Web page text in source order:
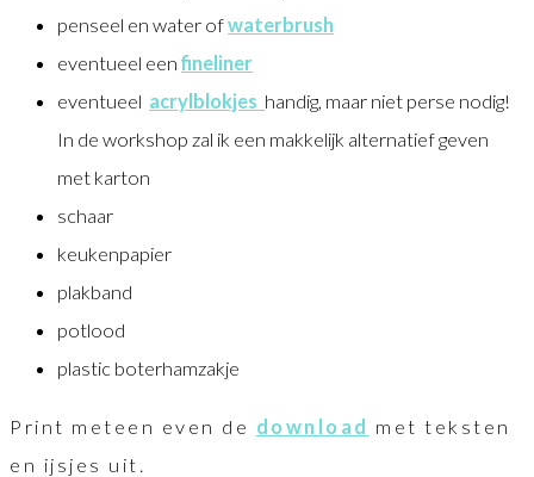
penseel en water ofwaterbrush
eventueel eenfineliner
eventueel acrylblokjes handig, maar niet perse nodig!
In de workshop zal ik een makkelijk alternatief geven
met karton
schaar
keukenpapier
plakband
potlood
plastic boterhamzakje
Print meteen even de download met teksten
en ijsjes uit.